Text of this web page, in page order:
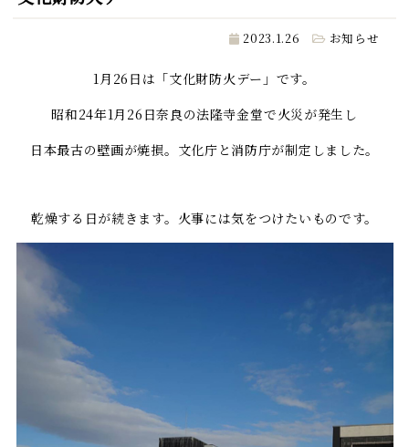
2023.1.26 お知らせ
1月26日は「文化財防火デー」です。
昭和24年1月26日奈良の法隆寺金堂で火災が発生し
日本最古の壁画が焼損。文化庁と消防庁が制定しました。
乾燥する日が続きます。火事には気をつけたいものです。